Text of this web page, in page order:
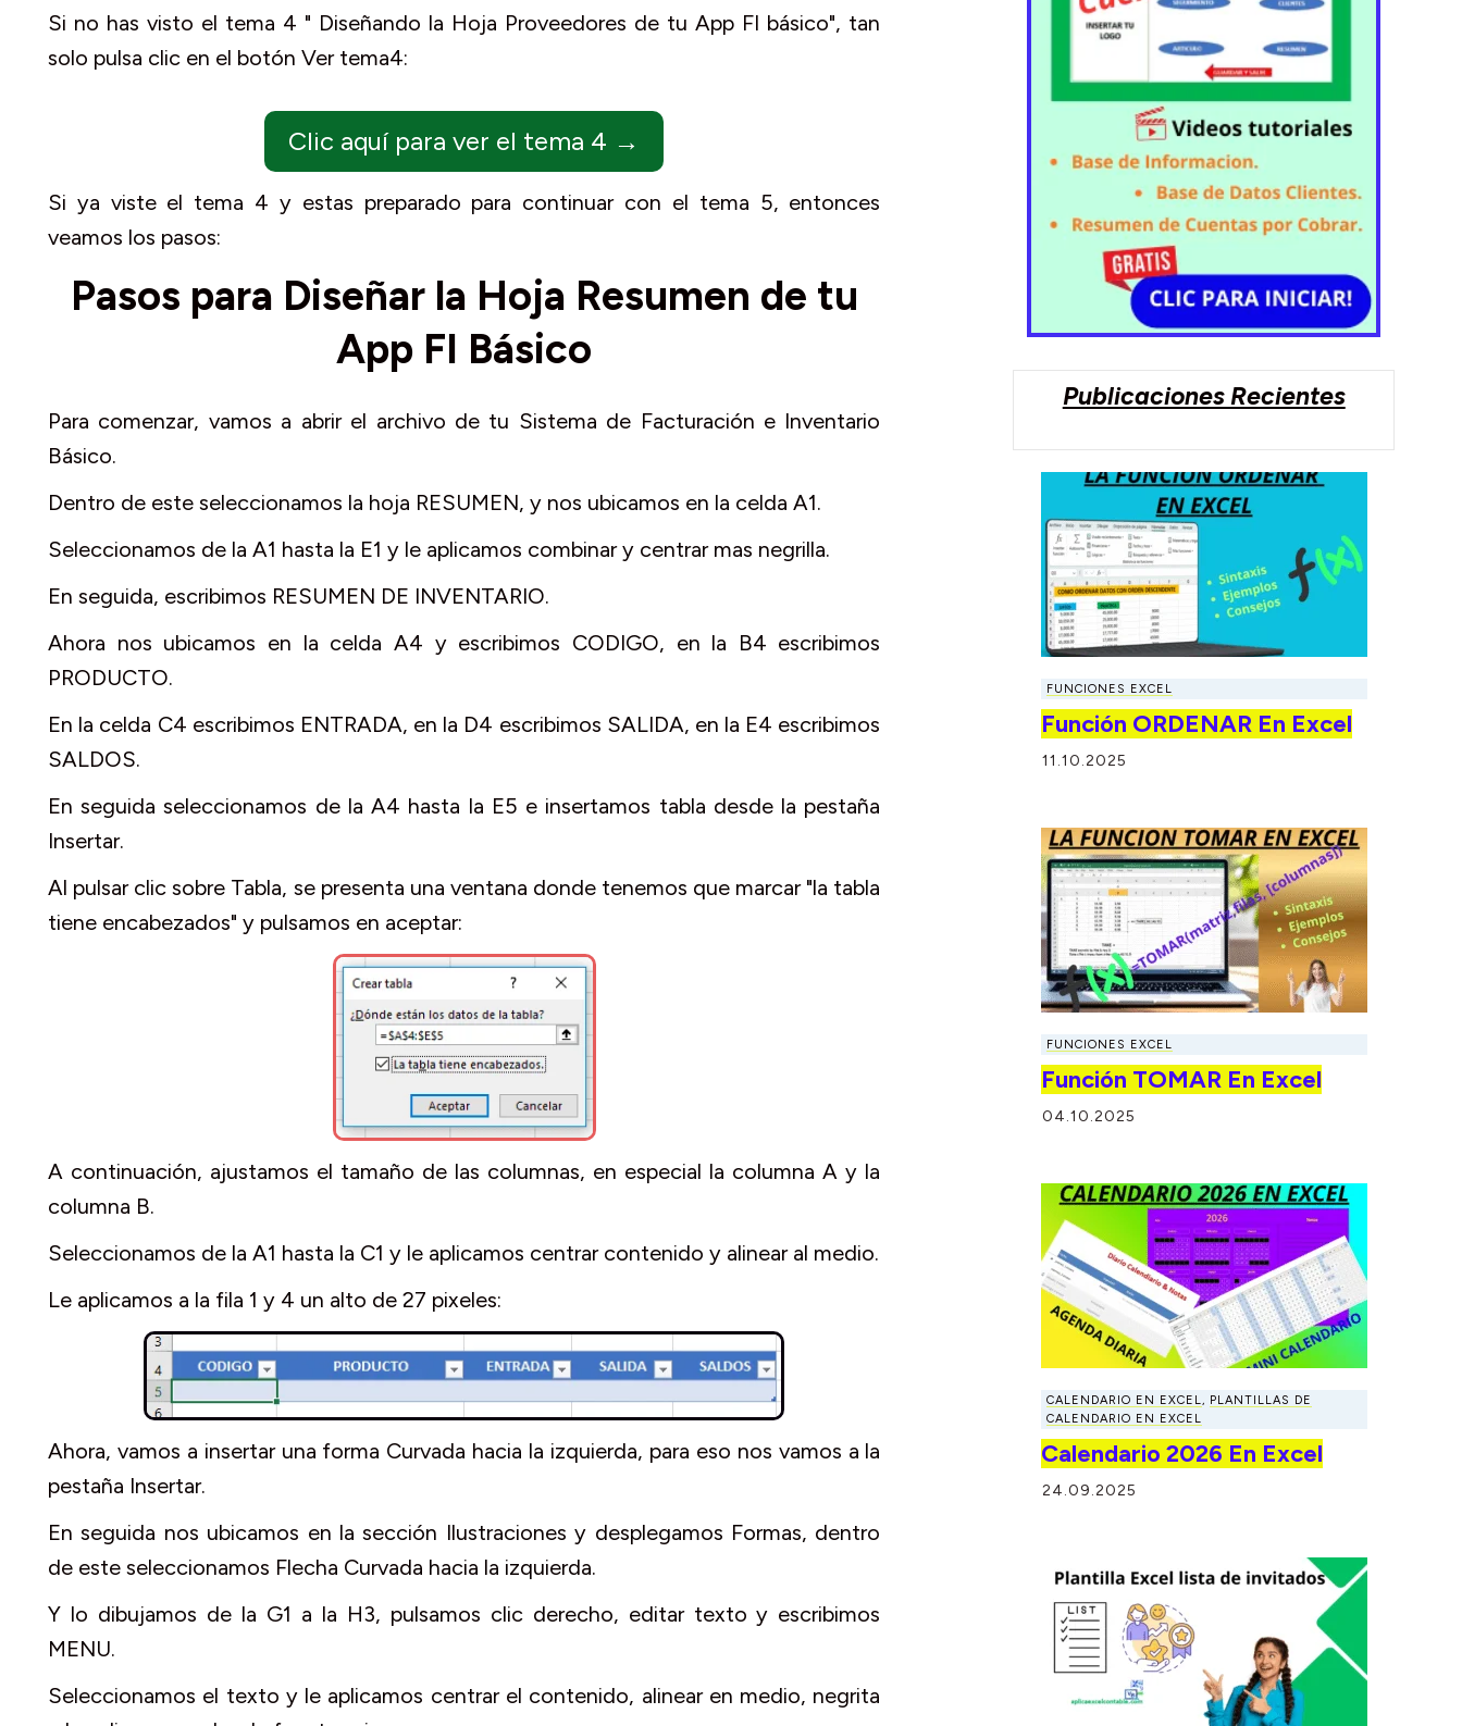
Si no has visto el tema 4 " Diseñando la Hoja Proveedores de tu App FI básico", tan
solo pulsa clic en el botón Ver tema4:
Clic aquí para ver el tema 4 →
Si ya viste el tema 4 y estas preparado para continuar con el tema 5, entonces
veamos los pasos:
Pasos para Diseñar la Hoja Resumen de tu
App FI Básico
Para comenzar, vamos a abrir el archivo de tu Sistema de Facturación e Inventario
Básico.
Dentro de este seleccionamos la hoja RESUMEN, y nos ubicamos en la celda A1.
Seleccionamos de la A1 hasta la E1 y le aplicamos combinar y centrar mas negrilla.
En seguida, escribimos RESUMEN DE INVENTARIO.
Ahora nos ubicamos en la celda A4 y escribimos CODIGO, en la B4 escribimos
PRODUCTO.
En la celda C4 escribimos ENTRADA, en la D4 escribimos SALIDA, en la E4 escribimos
SALDOS.
En seguida seleccionamos de la A4 hasta la E5 e insertamos tabla desde la pestaña
Insertar.
Al pulsar clic sobre Tabla, se presenta una ventana donde tenemos que marcar "la tabla
tiene encabezados" y pulsamos en aceptar:
A continuación, ajustamos el tamaño de las columnas, en especial la columna A y la
columna B.
Seleccionamos de la A1 hasta la C1 y le aplicamos centrar contenido y alinear al medio.
Le aplicamos a la fila 1 y 4 un alto de 27 pixeles:
Ahora, vamos a insertar una forma Curvada hacia la izquierda, para eso nos vamos a la
pestaña Insertar.
En seguida nos ubicamos en la sección Ilustraciones y desplegamos Formas, dentro
de este seleccionamos Flecha Curvada hacia la izquierda.
Y lo dibujamos de la G1 a la H3, pulsamos clic derecho, editar texto y escribimos
MENU.
Seleccionamos el texto y le aplicamos centrar el contenido, alinear en medio, negrita
Publicaciones Recientes
FUNCIONES EXCEL
Función ORDENAR En Excel
11.10.2025
FUNCIONES EXCEL
Función TOMAR En Excel
04.10.2025
CALENDARIO EN EXCEL , PLANTILLAS DE
CALENDARIO EN EXCEL
Calendario 2026 En Excel
24.09.2025